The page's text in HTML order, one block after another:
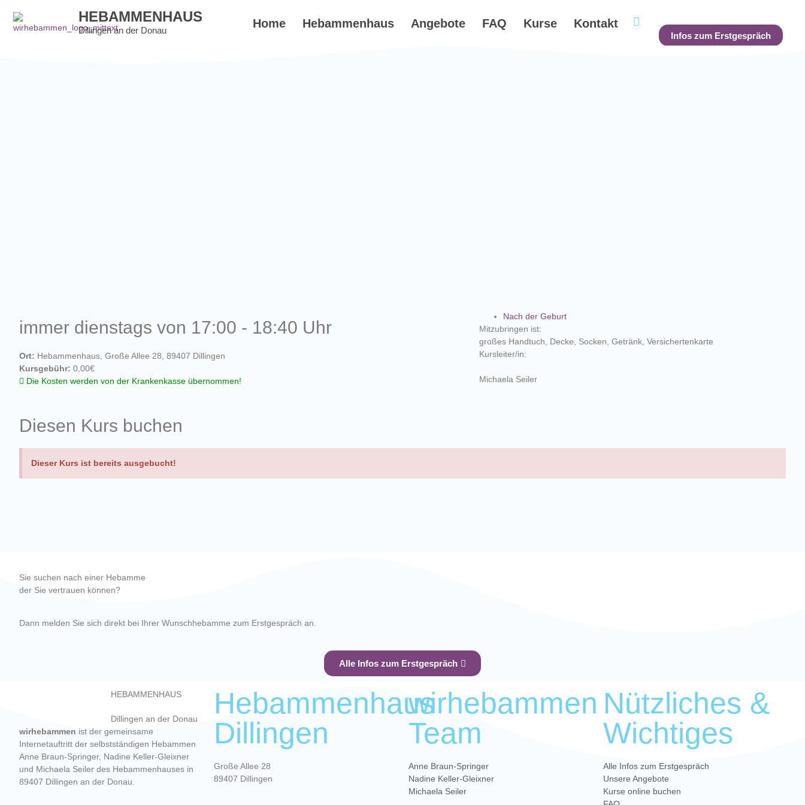
HEBAMMENHAUS
Dillingen an der Donau
Home Hebammenhaus Angebote FAQ Kurse Kontakt
Infos zum Erstgespräch
immer dienstags von 17:00 - 18:40 Uhr
Ort: Hebammenhaus, Große Allee 28, 89407 Dillingen
Kursgebühr: 0,00€
Die Kosten werden von der Krankenkasse übernommen!
Nach der Geburt
Mitzubringen ist:
großes Handtuch, Decke, Socken, Getränk, Versichertenkarte
Kursleiter/in:
Michaela Seiler
Diesen Kurs buchen
Dieser Kurs ist bereits ausgebucht!
Sie suchen nach einer Hebamme
der Sie vertrauen können?
Dann melden Sie sich direkt bei Ihrer Wunschhebamme zum Erstgespräch an.
Alle Infos zum Erstgespräch
HEBAMMENHAUS
Dillingen an der Donau
wirhebammen ist der gemeinsame
Internetauftritt der selbstständigen Hebammen
Anne Braun-Springer, Nadine Keller-Gleixner
und Michaela Seiler des Hebammenhauses in
89407 Dillingen an der Donau.
Hebammenhaus
Dillingen
Große Allee 28
89407 Dillingen
wirhebammen
Team
Anne Braun-Springer
Nadine Keller-Gleixner
Michaela Seiler
Nützliches &
Wichtiges
Alle Infos zum Erstgespräch
Unsere Angebote
Kurse online buchen